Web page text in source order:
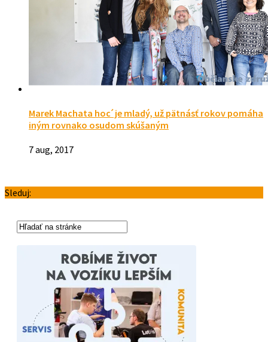
Marek Machata hocˊ je mladý, už pätnásť rokov pomáha
iným rovnako osudom skúšaným
7 aug, 2017
Sleduj: